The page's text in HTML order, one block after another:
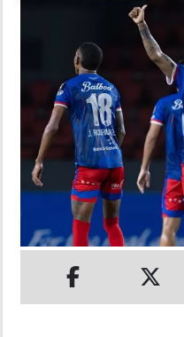
DEPORTES
MUNDO
INSÓLITAS
MULTIMEDIA
IMPRESO